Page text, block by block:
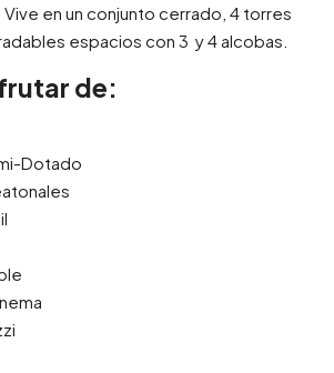
en un conjunto cerrado, 4 torres
espacios con 3 y 4 alcobas.
de:
Dotado